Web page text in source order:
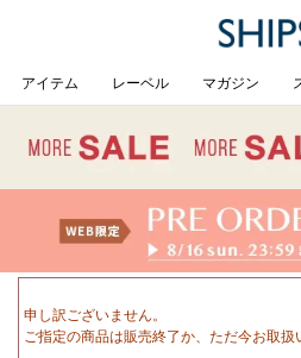
アイテム レーベル マガジン
申し訳ございません。
ご指定の商品は販売終了か、ただ今お取扱